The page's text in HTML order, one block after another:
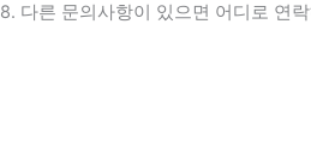
8. 다른 문의사항이 있으면 어디로 연